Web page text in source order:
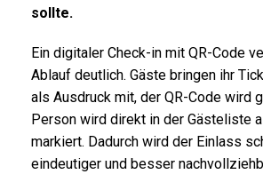
sollte.
Ein digitaler Check-in mit QR-Code
Ablauf deutlich. Gäste bringen ihr
als Ausdruck mit, der QR-Code wird
Person wird direkt in der Gästeliste
markiert. Dadurch wird der Einlass
eindeutiger und besser